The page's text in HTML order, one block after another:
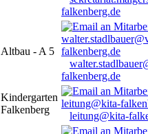
falkenberg.de
Altbau - A 5
falkenberg.de
Kindergarten
Falkenberg
leitung@kita-